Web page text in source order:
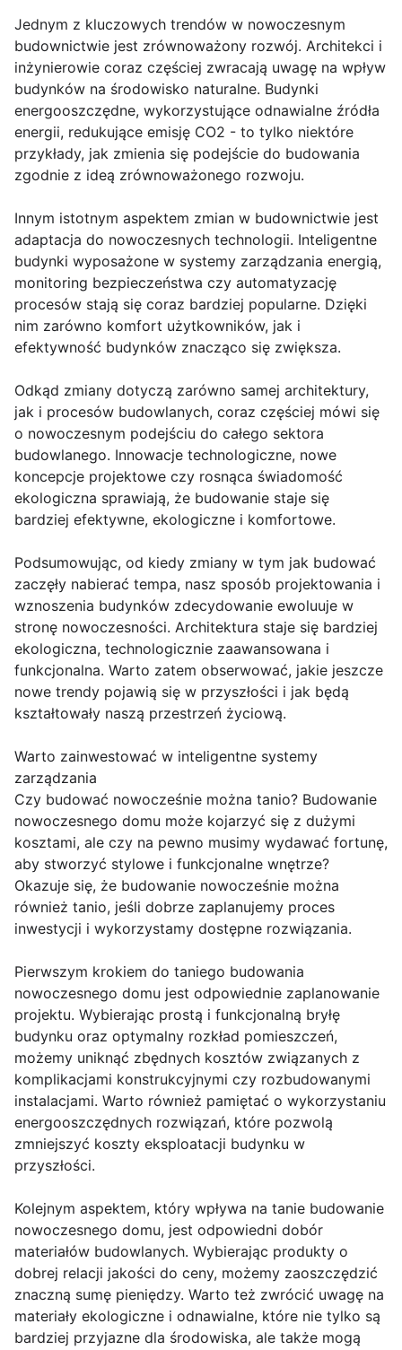
Jednym z kluczowych trendów w nowoczesnym
budownictwie jest zrównoważony rozwój. Architekci i
inżynierowie coraz częściej zwracają uwagę na wpływ
budynków na środowisko naturalne. Budynki
energooszczędne, wykorzystujące odnawialne źródła
energii, redukujące emisję CO2 - to tylko niektóre
przykłady, jak zmienia się podejście do budowania
zgodnie z ideą zrównoważonego rozwoju.
Innym istotnym aspektem zmian w budownictwie jest
adaptacja do nowoczesnych technologii. Inteligentne
budynki wyposażone w systemy zarządzania energią,
monitoring bezpieczeństwa czy automatyzację
procesów stają się coraz bardziej popularne. Dzięki
nim zarówno komfort użytkowników, jak i
efektywność budynków znacząco się zwiększa.
Odkąd zmiany dotyczą zarówno samej architektury,
jak i procesów budowlanych, coraz częściej mówi się
o nowoczesnym podejściu do całego sektora
budowlanego. Innowacje technologiczne, nowe
koncepcje projektowe czy rosnąca świadomość
ekologiczna sprawiają, że budowanie staje się
bardziej efektywne, ekologiczne i komfortowe.
Podsumowując, od kiedy zmiany w tym jak budować
zaczęły nabierać tempa, nasz sposób projektowania i
wznoszenia budynków zdecydowanie ewoluuje w
stronę nowoczesności. Architektura staje się bardziej
ekologiczna, technologicznie zaawansowana i
funkcjonalna. Warto zatem obserwować, jakie jeszcze
nowe trendy pojawią się w przyszłości i jak będą
kształtowały naszą przestrzeń życiową.
Warto zainwestować w inteligentne systemy
zarządzania
Czy budować nowocześnie można tanio? Budowanie
nowoczesnego domu może kojarzyć się z dużymi
kosztami, ale czy na pewno musimy wydawać fortunę,
aby stworzyć stylowe i funkcjonalne wnętrze?
Okazuje się, że budowanie nowocześnie można
również tanio, jeśli dobrze zaplanujemy proces
inwestycji i wykorzystamy dostępne rozwiązania.
Pierwszym krokiem do taniego budowania
nowoczesnego domu jest odpowiednie zaplanowanie
projektu. Wybierając prostą i funkcjonalną bryłę
budynku oraz optymalny rozkład pomieszczeń,
możemy uniknąć zbędnych kosztów związanych z
komplikacjami konstrukcyjnymi czy rozbudowanymi
instalacjami. Warto również pamiętać o wykorzystaniu
energooszczędnych rozwiązań, które pozwolą
zmniejszyć koszty eksploatacji budynku w
przyszłości.
Kolejnym aspektem, który wpływa na tanie budowanie
nowoczesnego domu, jest odpowiedni dobór
materiałów budowlanych. Wybierając produkty o
dobrej relacji jakości do ceny, możemy zaoszczędzić
znaczną sumę pieniędzy. Warto też zwrócić uwagę na
materiały ekologiczne i odnawialne, które nie tylko są
bardziej przyjazne dla środowiska, ale także mogą